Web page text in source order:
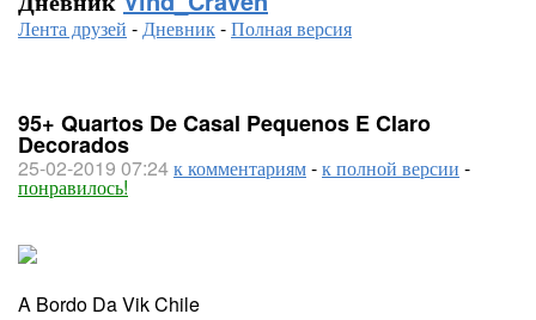
Лента друзей -Дневник-Полная версия
95+ Quartos De Casal Pequenos E Claro
Decorados
25-02-2019 07:24к комментариям-к полной версии -
понравилось!
A Bordo Da Vik Chile